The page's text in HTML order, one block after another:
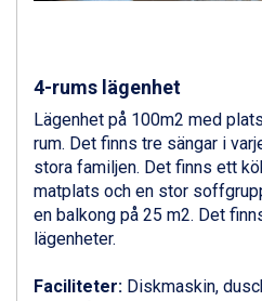
La Thuile från 7.045 kr.
Cervinia från 8.245 kr.
Saalbach från 9.445 kr.
Sölden från 12.995 kr.
Bad Hofgastein från
Passo Tonale från 5.895
Champoluc från 5.945 kr.
Sestriere från 6.945 kr.
Fieberbrunn från 9.645 kr.
4-rums lägenhet
Lägenhet på 100m2 med
rum. Det finns tre sängar i
stora familjen. Det finns ett
matplats och en stor
en balkong på 25 m2. Det
lägenheter.
Faciliteter: Diskmaskin,